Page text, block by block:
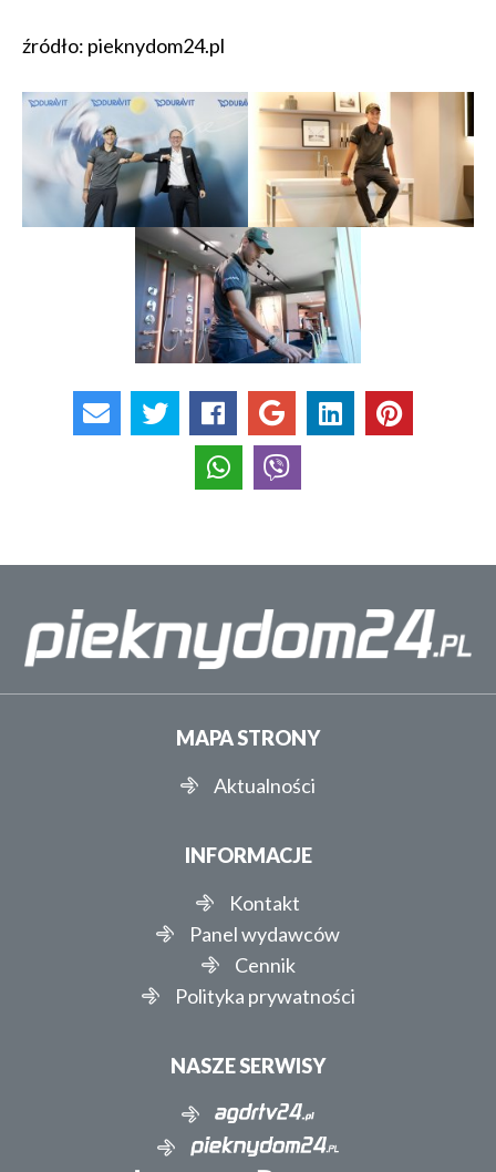
źródło: pieknydom24.pl
MAPA STRONY
Aktualności
INFORMACJE
Kontakt
Panel wydawców
Cennik
Polityka prywatności
NASZE SERWISY